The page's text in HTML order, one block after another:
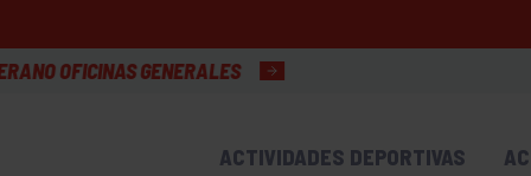
ACTIVIDADES DEPORTIVAS